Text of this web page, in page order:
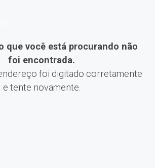
que você está procurando não
foi encontrada.
foi digitado corretamente
e tente novamente.